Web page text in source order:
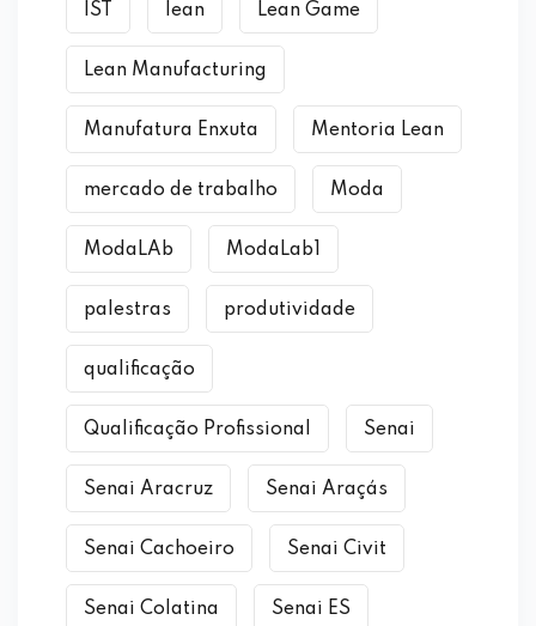
IST lean Lean Game
Lean Manufacturing
Manufatura Enxuta Mentoria Lean
mercado de trabalho Moda
ModaLAb ModaLab1
palestras produtividade
qualificação
Qualificação Profissional Senai
Senai Aracruz Senai Araçás
Senai Cachoeiro Senai Civit
Senai Colatina Senai ES